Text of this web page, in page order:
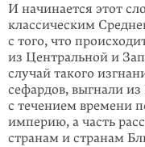
И начинается этот
классическим
с того, что
из Центральной и
случай такого
сефардов, выгнали
с течением времени
империю, а часть
странам и странам